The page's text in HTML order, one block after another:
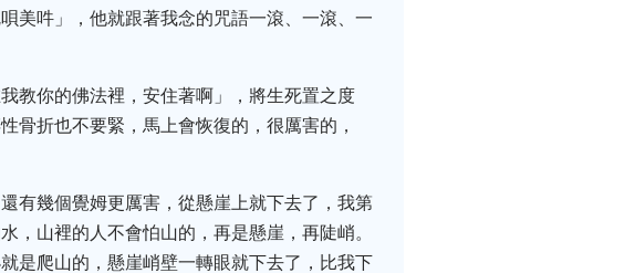
美吽」，他就跟著我念的咒語一滾、一滾、一
教你的佛法裡，安住著啊」，將生死置之度
骨折也不要緊，馬上會恢復的，很厲害的，
有幾個覺姆更厲害，從懸崖上就下去了，我第
，山裡的人不會怕山的，再是懸崖，再陡峭。
是爬山的，懸崖峭壁一轉眼就下去了，比我下